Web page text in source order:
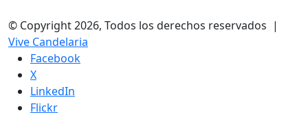
© Copyright 2026, Todos los derechos reservados |
Vive Candelaria
Facebook
X
LinkedIn
Flickr